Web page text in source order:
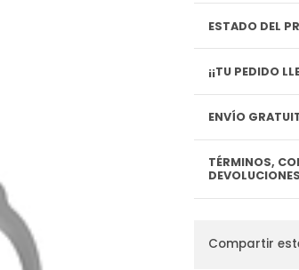
ESTADO DEL
ENVÍO
TÉRMINOS,
DEVOLUCIONES
Compartir